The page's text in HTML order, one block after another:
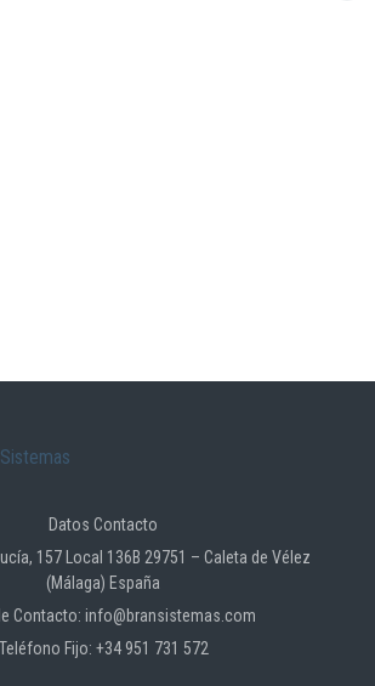
Datos Contacto
157 Local 136B 29751 – Caleta de Vélez
(Málaga) España
Contacto: info@bransistemas.com
Teléfono Fijo: +34 951 731 572